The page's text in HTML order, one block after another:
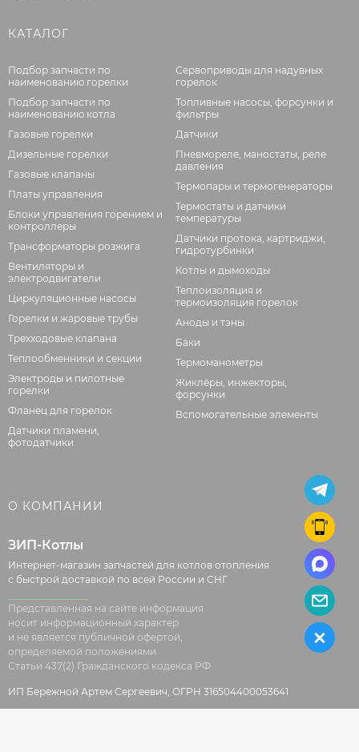
КАТАЛОГ
Подбор запчасти по
наименованию горелки
Подбор запчасти по
наименованию котла
Газовые горелки
Дизельные горелки
Газовые клапаны
Платы управления
Блоки управления горением и
контроллеры
Трансформаторы розжига
Вентиляторы и
электродвигатели
Циркуляционные насосы
Горелки и жаровые трубы
Трехходовые клапана
Теплообменники и секции
Электроды и пилотные
горелки
Фланец для горелок
Датчики пламени,
фотодатчики
Сервоприводы для надувных
горелок
Топливные насосы, форсунки и
фильтры
Датчики
Пневмореле, маностаты, реле
давления
Термопары и термогенераторы
Термостаты и датчики
температуры
Датчики протока, картриджи,
гидротурбинки
Котлы и дымоходы
Теплоизоляция и
термоизоляция горелок
Аноды и тэны
Баки
Термоманометры
Жиклёры, инжекторы,
форсунки
Вспомогательные элементы
О КОМПАНИИ
ЗИП-Котлы
Интернет-магазин запчастей для котлов отопления
с быстрой доставкой по всей России и СНГ
Представленная на сайте информация
носит информационный характер
и не является публичной офертой,
определяемой положениями
Статьи 437(2) Гражданского кодекса РФ
ИП Бережной Артем Сергеевич, ОГРН 316504400053641